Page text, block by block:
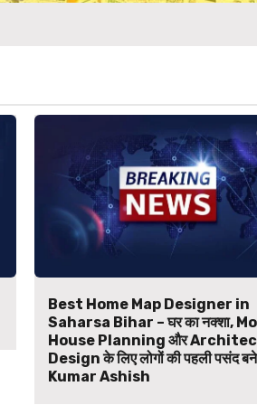
Best Home Map Designer in
Saharsa Bihar – घर का नक्शा,
House Planning और
Design के लिए लोगों की पहली पसंद
Kumar Ashish